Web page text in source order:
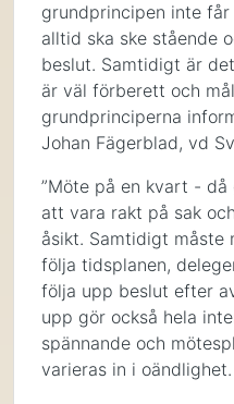
grundprincipen inte
alltid ska ske stående
beslut. Samtidigt är
är väl förberett och
grundprinciperna
Johan Fägerblad, vd
”Möte på en kvart -
att vara rakt på sak
åsikt. Samtidigt måste
följa tidsplanen,
följa upp beslut efter
upp gör också hela
spännande och
varieras in i oändlighet.